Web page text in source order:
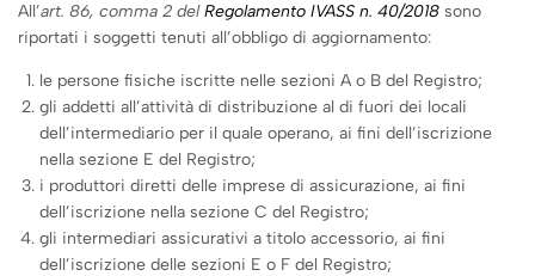
All’art. 86, comma 2 delRegolamento IVASS n. 40/2018 sono
riportati i soggetti tenuti all’obbligo di aggiornamento:
le persone fisiche iscritte nelle sezioni A o B del Registro;
gli addetti all’attività di distribuzione al di fuori dei locali
dell’intermediario per il quale operano, ai fini dell’iscrizione
nella sezione E del Registro;
i produttori diretti delle imprese di assicurazione, ai fini
dell’iscrizione nella sezione C del Registro;
gli intermediari assicurativi a titolo accessorio, ai fini
dell’iscrizione delle sezioni E o F del Registro;